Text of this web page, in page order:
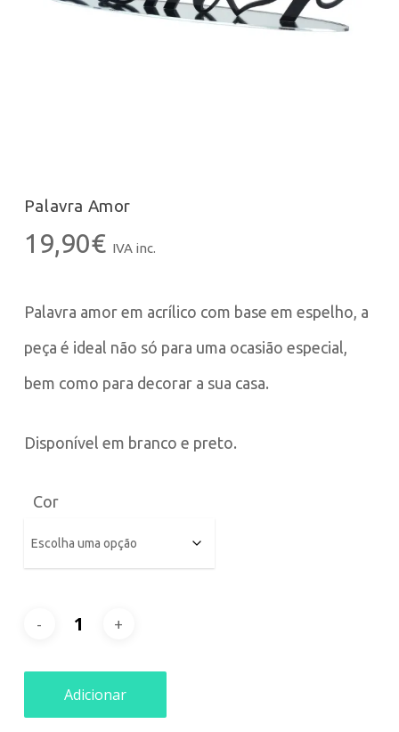
Palavra Amor
19,90€ IVA inc.
Palavra amor em acrílico com base em espelho, a
peça é ideal não só para uma ocasião especial,
bem como para decorar a sua casa.
Disponível em branco e preto.
Cor
Adicionar